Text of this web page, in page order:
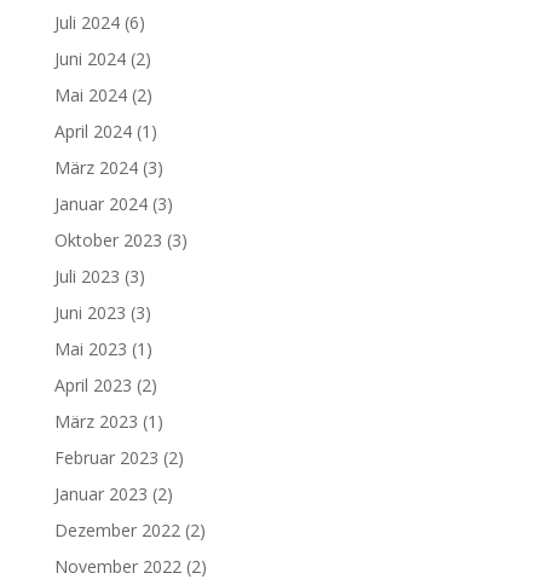
Juli 2024(6)
Juni 2024(2)
Mai 2024(2)
April 2024(1)
März 2024(3)
Januar 2024(3)
Oktober 2023 (3)
Juli 2023 (3)
Juni 2023 (3)
Mai 2023 (1)
April 2023 (2)
März 2023 (1)
Februar 2023 (2)
Januar 2023 (2)
Dezember 2022 (2)
November 2022 (2)